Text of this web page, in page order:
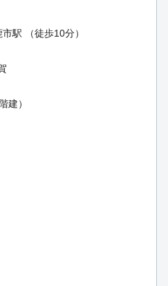
市駅 （徒歩10分）
建）